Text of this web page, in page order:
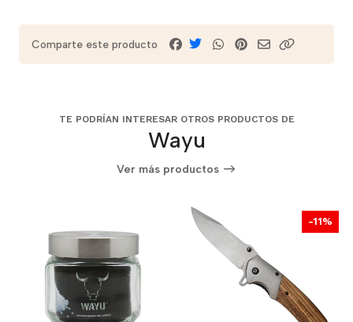
Comparte este producto
TE PODRÍAN INTERESAR OTROS PRODUCTOS DE
Wayu
Ver más productos
-11%